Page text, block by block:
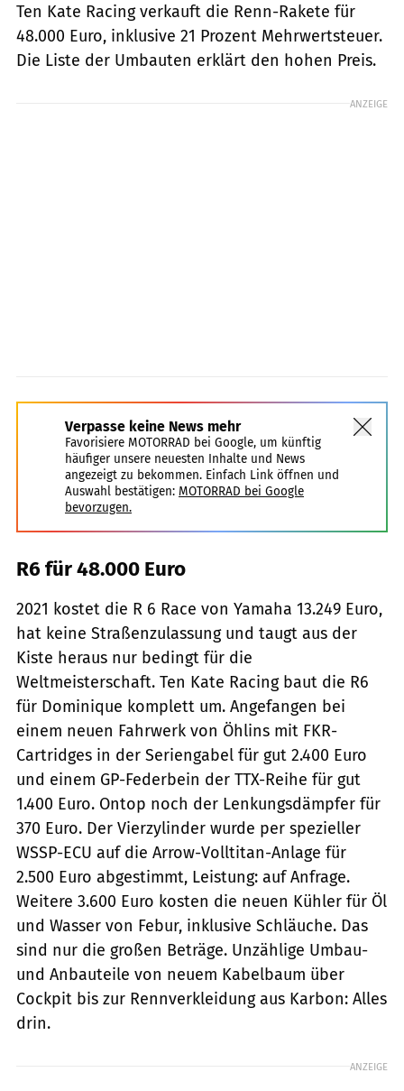
Ten Kate Racing verkauft die Renn-Rakete für
48.000 Euro, inklusive 21 Prozent Mehrwertsteuer.
Die Liste der Umbauten erklärt den hohen Preis.
ANZEIGE
Verpasse keine News mehr
Favorisiere MOTORRAD bei Google, um künftig
häufiger unsere neuesten Inhalte und News
angezeigt zu bekommen. Einfach Link öffnen und
Auswahl bestätigen: MOTORRAD bei Google
bevorzugen.
R6 für 48.000 Euro
2021 kostet die R 6 Race von Yamaha 13.249 Euro,
hat keine Straßenzulassung und taugt aus der
Kiste heraus nur bedingt für die
Weltmeisterschaft. Ten Kate Racing baut die R6
für Dominique komplett um. Angefangen bei
einem neuen Fahrwerk von Öhlins mit FKR-
Cartridges in der Seriengabel für gut 2.400 Euro
und einem GP-Federbein der TTX-Reihe für gut
1.400 Euro. Ontop noch der Lenkungsdämpfer für
370 Euro. Der Vierzylinder wurde per spezieller
WSSP-ECU auf die Arrow-Volltitan-Anlage für
2.500 Euro abgestimmt, Leistung: auf Anfrage.
Weitere 3.600 Euro kosten die neuen Kühler für Öl
und Wasser von Febur, inklusive Schläuche. Das
sind nur die großen Beträge. Unzählige Umbau-
und Anbauteile von neuem Kabelbaum über
Cockpit bis zur Rennverkleidung aus Karbon: Alles
drin.
ANZEIGE